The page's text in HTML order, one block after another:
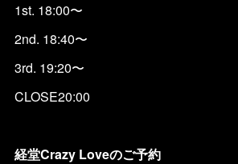
1st. 18:00〜
2nd. 18:40〜
3rd. 19:20〜
CLOSE20:00
経堂Crazy Loveのご予約